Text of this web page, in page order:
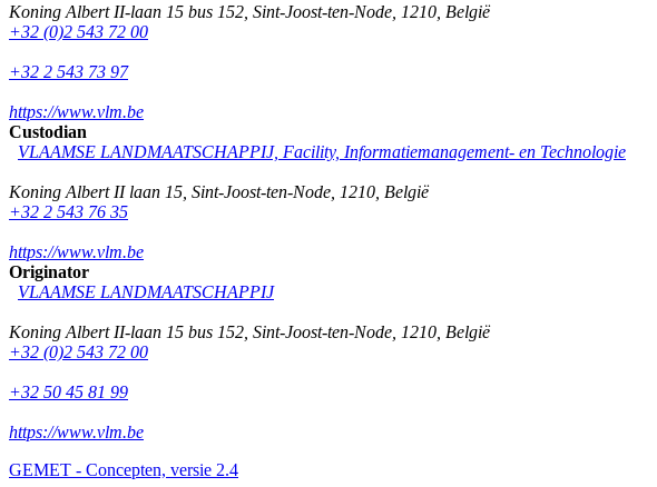
Koning Albert II-laan 15 bus 152 Sint-Joost-ten-Node 1210 België
+32 (0)2 543 72 00
+32 2 543 73 97
https://www.vlm.be
Custodian
VLAAMSE LANDMAATSCHAPPIJ, Facility, Informatiemanagement- en Technologie
Koning Albert II laan 15 Sint-Joost-ten-Node 1210 België
+32 2 543 76 35
https://www.vlm.be
Originator
VLAAMSE LANDMAATSCHAPPIJ
Koning Albert II-laan 15 bus 152 Sint-Joost-ten-Node 1210 België
+32 (0)2 543 72 00
+32 50 45 81 99
https://www.vlm.be
GEMET - Concepten, versie 2.4